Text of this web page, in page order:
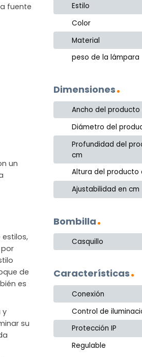
fuente
un
de
es
y
su
Estilo
Color
Material
peso de la lámpara
Dimensiones
Ancho del producto
Diámetro del
Profundidad del
cm
Altura del producto
Ajustabilidad en cm
Bombilla
Casquillo
Características
Conexión
Control de
Protección IP
Regulable